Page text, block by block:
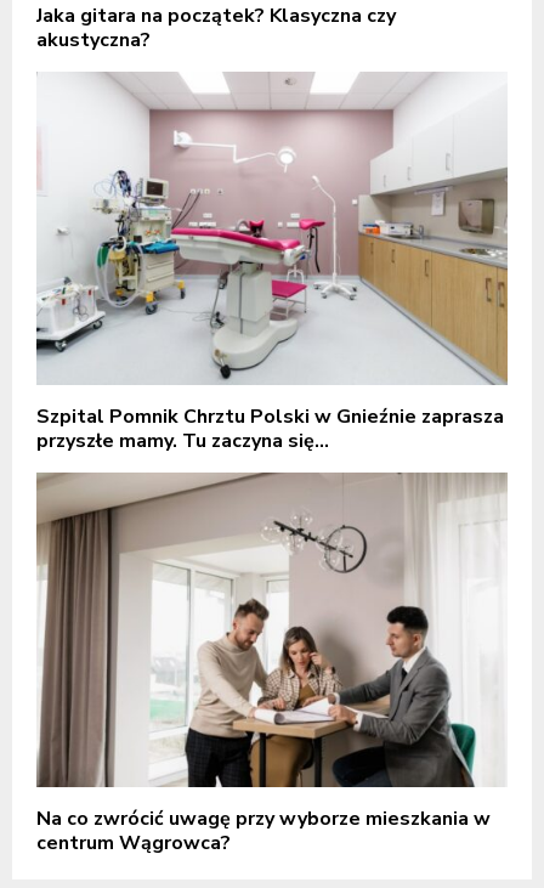
Jaka gitara na początek? Klasyczna czy
akustyczna?
Szpital Pomnik Chrztu Polski w Gnieźnie zaprasza
przyszłe mamy. Tu zaczyna się...
Na co zwrócić uwagę przy wyborze mieszkania w
centrum Wągrowca?